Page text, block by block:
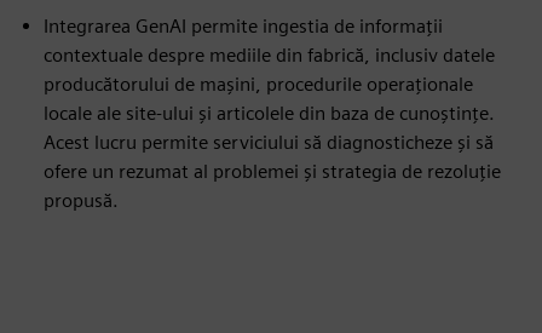
Integrarea GenAI permite ingestia de informații
contextuale despre mediile din fabrică, inclusiv datele
producătorului de mașini, procedurile operaționale
locale ale site-ului și articolele din baza de cunoștințe.
Acest lucru permite serviciului să diagnosticheze și să
ofere un rezumat al problemei și strategia de rezoluție
propusă.